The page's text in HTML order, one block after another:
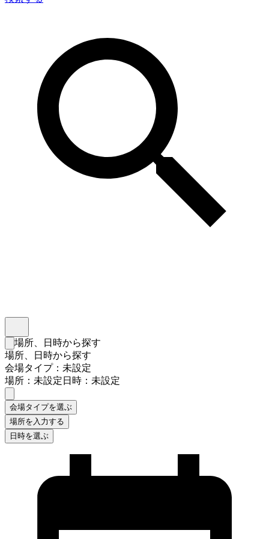
検索フォームを閉じる
場所、日時から探す
場所、日時から探す
会場タイプ：未設定
場所：未設定日時：未設定
会場タイプを選ぶ
場所を入力する
日時を選ぶ